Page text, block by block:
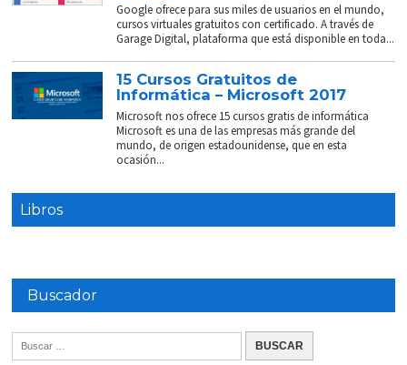
Google ofrece para sus miles de usuarios en el mundo,
cursos virtuales gratuitos con certificado. A través de
Garage Digital, plataforma que está disponible en toda...
15 Cursos Gratuitos de
Informática – Microsoft 2017
Microsoft nos ofrece 15 cursos gratis de informática
Microsoft es una de las empresas más grande del
mundo, de origen estadounidense, que en esta
ocasión...
Libros
Buscador